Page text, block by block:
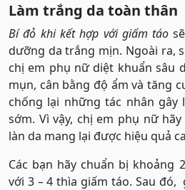
Làm trắng da toàn thân
Bí đỏ khi kết hợp với giấm táo
dưỡng da trắng mịn. Ngoài ra,
chị em phụ nữ diệt khuẩn sâu
mụn, cân bằng độ ẩm và tăng
chống lại những tác nhân gây
sớm. Vì vậy, chị em phụ nữ
làn da mang lại được hiệu quả
Các bạn hãy chuẩn bị khoảng
với 3 – 4 thìa giấm táo. Sau